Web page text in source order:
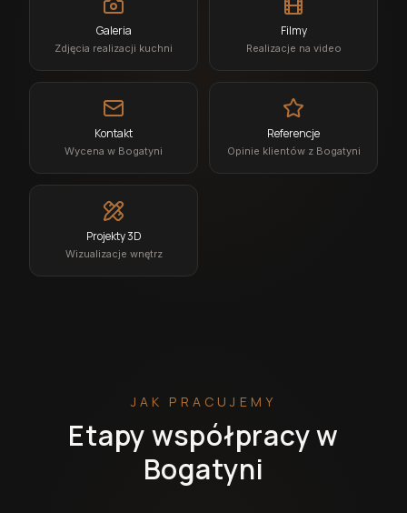
Galeria
Zdjęcia realizacji kuchni
Filmy
Realizacje na video
Kontakt
Wycena w Bogatyni
Referencje
Opinie klientów z Bogatyni
Projekty 3D
Wizualizacje wnętrz
JAK PRACUJEMY
Etapy współpracy w
Bogatyni